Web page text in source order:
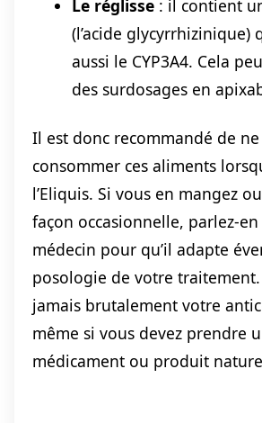
Le réglisse : il contient
(l’acide glycyrrhizinique)
aussi le CYP3A4. Cela
des surdosages en
Il est donc recommandé de
consommer ces aliments
l’Eliquis. Si vous en mangez
façon occasionnelle, parlez-
médecin pour qu’il adapte
posologie de votre traitement.
jamais brutalement votre
même si vous devez prendre
médicament ou produit